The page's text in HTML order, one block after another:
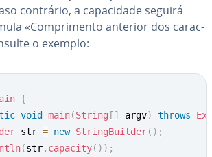
contrário, a ca­pa­ci­dade seguirá
«Com­pri­mento anterior dos ca­rac­
o exemplo:
{
void main(String [ ] argv) throws
str = new StringBuilder( ) ;
(str. capacity( ) ) ;